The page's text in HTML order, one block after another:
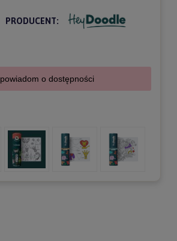
PRODUCENT:
powiadom o dostępności